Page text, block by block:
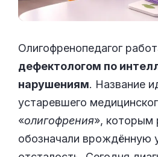
Олигофренопедагог
дефектологом по
нарушениям. Название
устаревшего
«олигофрения», которым
обозначали врождённую